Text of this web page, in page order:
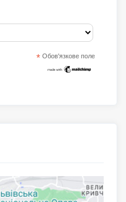
* Обов'язкове поле